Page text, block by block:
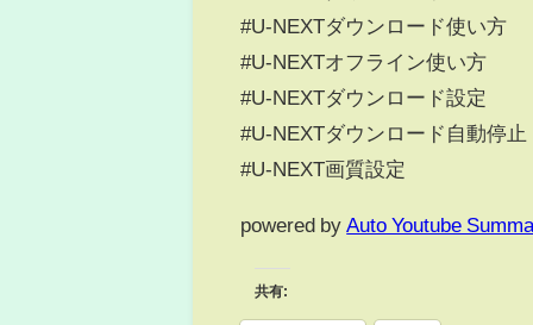
#U-NEXTダウンロード使い方
#U-NEXTオフライン使い方
#U-NEXTダウンロード設定
#U-NEXTダウンロード自動停止
#U-NEXT画質設定
powered by Auto Youtube
共有: